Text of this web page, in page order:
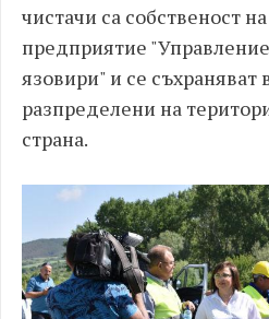
чистачи са собственост
предприятие
язовири" и се
разпределени на
страна.